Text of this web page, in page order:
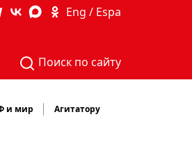
Eng / Espa
Поиск по сайту
и мир Агитатору